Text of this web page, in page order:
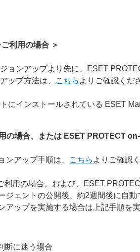
利用の場合 ＞
ンアップより先に、ESET
ップ方法は、
こちら よりご確認くだ
にインストールされている ESET
の場合、または ESET PROTECT
ンアップ手順は、 こちら よりご確認
用の場合、および、ESET
ェントの公開後、約2週間後に自動
ップを実施する場合は上記手順を実
断に迷う場合